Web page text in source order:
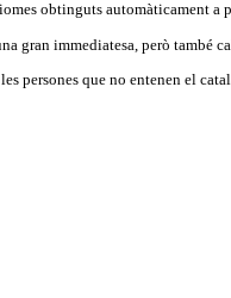
obtinguts automàticament a
immediatesa, però també
persones que no entenen el